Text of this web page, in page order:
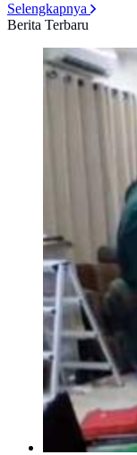
Selengkapnya
Berita Terbaru